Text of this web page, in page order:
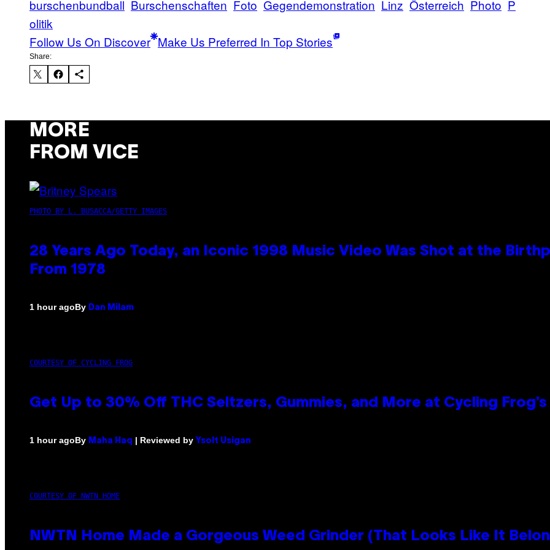
burschenbundball Burschenschaften Foto Gegendemonstration Linz Österreich Photo P
olitik
Follow Us On Discover Make Us Preferred In Top Stories
Share:
MORE
FROM VICE
PHOTO BY L. BUSACCA/GETTY IMAGES
28 Years Ago Today, an Iconic 1998 Music Video Was Shot at the
From 1978
1 hour agoBy Dan Milam
COURTESY OF CYCLING FROG
Get Up to 30% Off THC Seltzers, Gummies, and More at Cycling
1 hour agoBy Maha Haq | Reviewed by Ysolt Usigan
COURTESY OF NWTN HOME
NWTN Home Made a Gorgeous Weed Grinder (That Looks Like It